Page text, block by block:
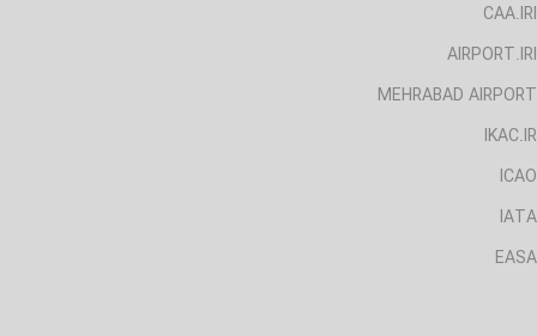
CAA.IRI
AIRPORT.IRI
MEHRABAD AIRPORT
IKAC.IR
ICAO
IATA
EASA